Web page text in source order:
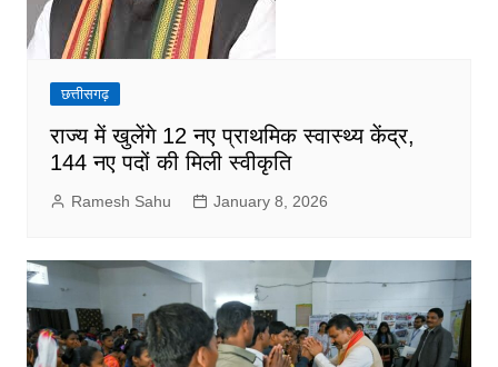
छत्तीसगढ़
राज्य में खुलेंगे 12 नए प्राथमिक स्वास्थ्य केंद्र,
144 नए पदों की मिली स्वीकृति
Ramesh Sahu January 8, 2026